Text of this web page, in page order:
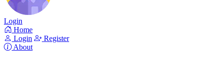
Login
Home
Login
Register
About